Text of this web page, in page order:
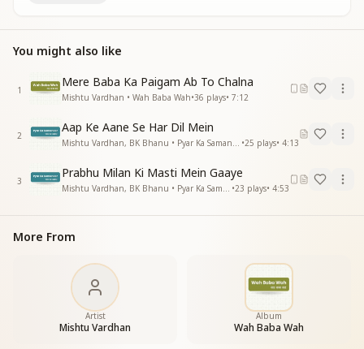
प्रभु मेहर होती है जिनपर
दिव्य नयन खुलते है
प्रभु मेहर होती है जिनपर
दिव्य नयन खुलते है
आनंद सागरमें देहभान भूलते है
ये अनुपम उपहार मिले
प्यार प्रभु का पाने वाले
कोटो में कोई होते है
प्रभु प्यार में खो गए हम
लोकलाज को छोड़ा है
ममताका बंधन तोड़ा है
आशा तृष्णा को त्यागा
प्रभु से नाता जोड़ा है
You might also like
1
Mere Baba Ka Paigam Ab To Chalna
Mishtu Vardhan • Wah Baba Wah•36 plays• 7:12
2
Aap Ke Aane Se Har Dil Mein
•25 plays• 4:13
3
Prabhu Milan Ki Masti Mein Gaaye
•23 plays• 4:53
More From
Artist
Mishtu Vardhan
Album
Wah Baba Wah